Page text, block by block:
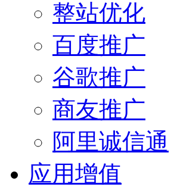
整站优化
百度推广
谷歌推广
商友推广
阿里诚信通
应用增值